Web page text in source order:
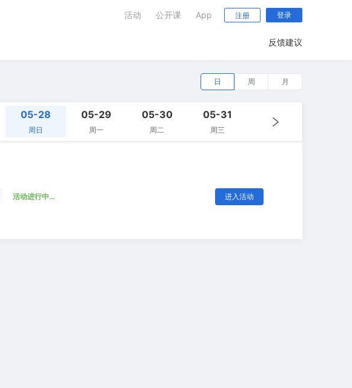
注册 登录
活动 公开课 App
反馈建议
日 周 月
05-28
周日
05-29
周一
05-30
周二
05-31
周三
活动进行中… 进入活动